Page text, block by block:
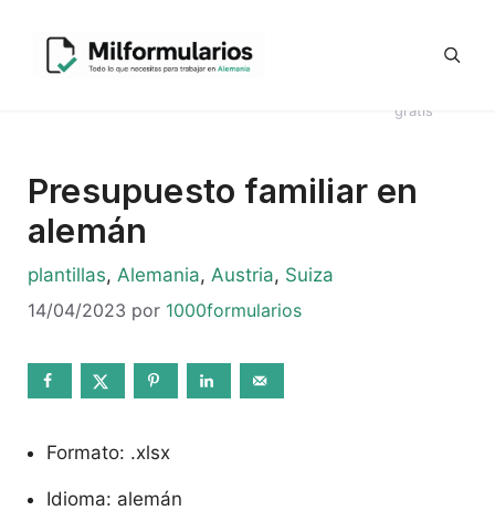
contenido Telegram
#8044
(sin
Revisión
CV en
Kündigung
gratis
Presupuesto familiar en
alemán
Categorías
plantillas, Alemania, Austria, Suiza
14/04/2023 por 1000formularios
Formato: .xlsx
Idioma: alemán